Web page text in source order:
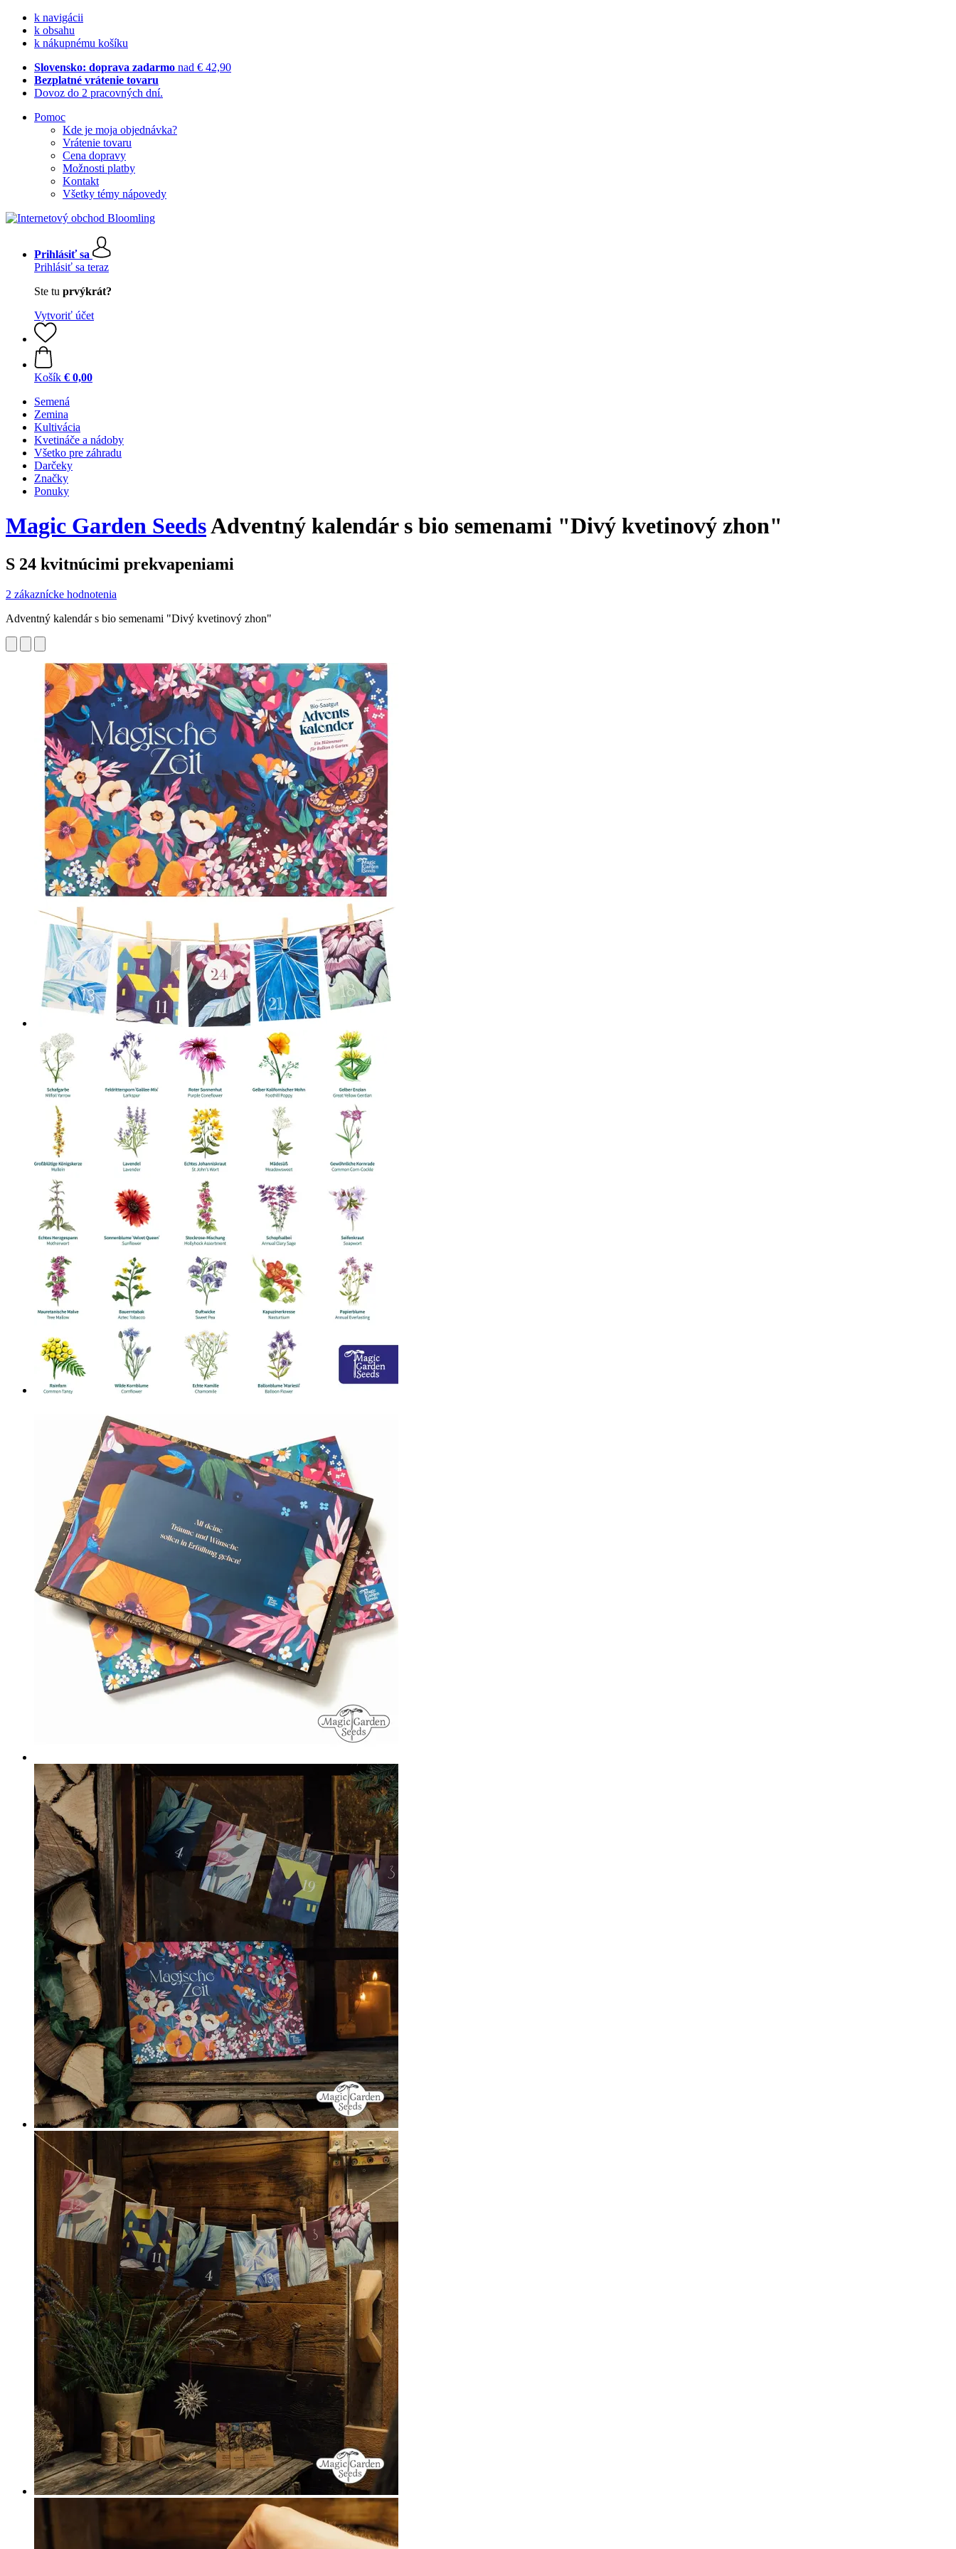
k navigácii
k obsahu
k nákupnému košíku
Slovensko: doprava zadarmo nad € 42,90
Bezplatné vrátenie tovaru
Dovoz do 2 pracovných dní.
Pomoc
Kde je moja objednávka?
Vrátenie tovaru
Cena dopravy
Možnosti platby
Kontakt
Všetky témy nápovedy
Prihlásiť sa
Prihlásiť sa teraz
Ste tu prvýkrát?
Vytvoriť účet
Košík € 0,00
Semená
Zemina
Kultivácia
Kvetináče a nádoby
Všetko pre záhradu
Darčeky
Značky
Ponuky
Magic Garden SeedsAdventný kalendár s bio semenami "Divý kvetinový zhon"
S 24 kvitnúcimi prekvapeniami
2 zákaznícke hodnotenia
Adventný kalendár s bio semenami "Divý kvetinový zhon"